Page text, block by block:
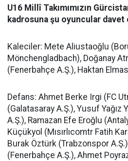
U16 Millî Takımımızın
kadrosuna şu oyuncular davet
Kaleciler: Mete Aliustaoğlu
Mönchengladbach), Doğanay
(Fenerbahçe A.Ş.), Haktan
Defans: Ahmet Berke Irgi (FC
(Galatasaray A.Ş.), Yusuf
A.Ş.), Ramazan Efe Eroğlu
Küçükyol (Mısırlıcomtr Fatih
Burak Öztürk (Trabzonspor
(Fenerbahçe A.Ş.), Ahmet